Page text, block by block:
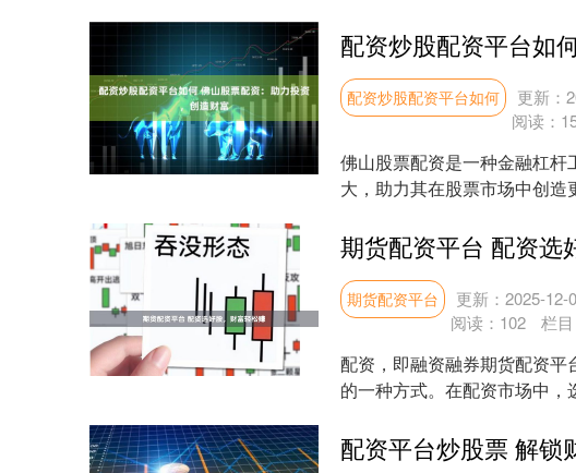
配资炒股配资平台如何 更新：
阅读：
佛山股票配资是一种金融杠
大，助力其在股票市场中创
期货配资平台 配资选
期货配资平台 更新：2025-12-
阅读： 102 栏目
配资，即融资融券期货配资
的一种方式。在配资市场中